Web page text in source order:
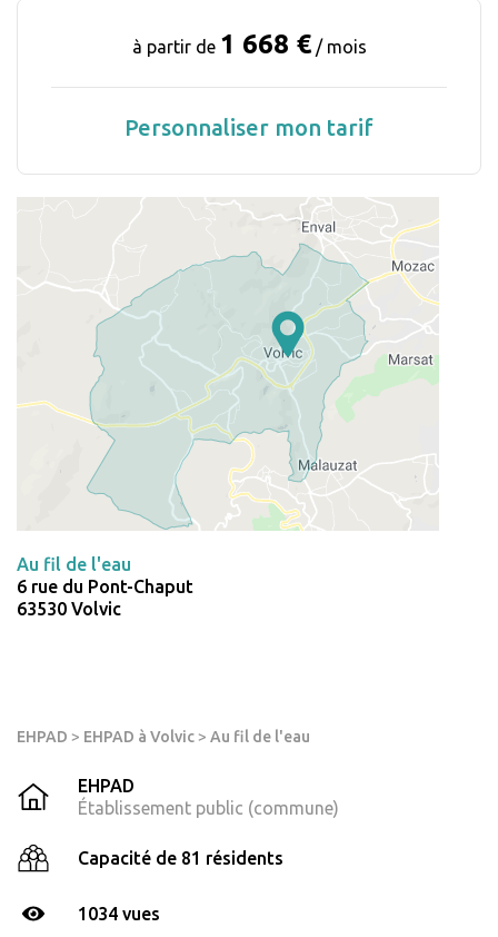
EHPAD > EHPAD à Volvic > Au fil de l'eau
EHPAD
Établissement public (commune)
Capacité de 81 résidents
1034 vues
à partir de 1 668 €/ mois
Personnaliser mon tarif
Au fil de l'eau
6 rue du Pont-Chaput
63530 Volvic